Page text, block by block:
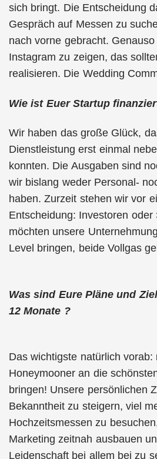
sich bringt. Die Entscheidung
Gespräch auf Messen zu
nach vorne gebracht.
Instagram zu zeigen, das
realisieren. Die Wedding
Wie ist Euer Startup
Wir haben das große Glück,
Dienstleistung erst einmal
konnten. Die Ausgaben sind
wir bislang weder Personal-
haben. Zurzeit stehen wir vor
Entscheidung: Investoren oder
möchten unsere
Level bringen, beide Vollgas
Was sind Eure Pläne und
12 Monate ?
Das wichtigste natürlich vorab:
Honeymooner an die
bringen! Unsere persönlichen
Bekanntheit zu steigern, viel
Hochzeitsmessen zu
Marketing zeitnah ausbauen
Leidenschaft bei allem bei zu